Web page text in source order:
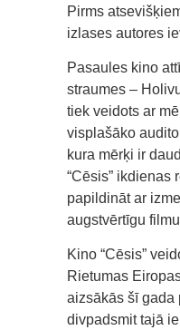
Pirms
izlases autores
Pasaules kino
straumes –
tiek veidots ar
visplašāko
kura mērķi ir
“Cēsis” ikdienas
papildināt ar
augstvērtīgu
Kino “Cēsis”
Rietumas
aizsākās šī gada
divpadsmit tajā